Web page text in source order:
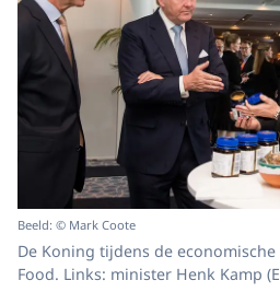
Beeld: © Mark Coote
De Koning tijdens de
Food. Links: minister Henk Kamp